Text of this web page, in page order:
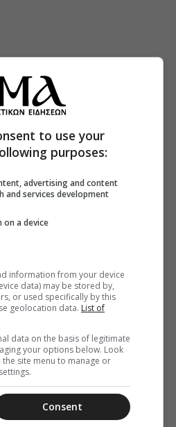
μετακινώ
to use your
purposes:
advertising and content
and services development
a device
information from your device
data) may be stored by,
or used specifically by this
geolocation data. List of
data on the basis of legitimate
your options below. Look
site menu to manage or
Consent